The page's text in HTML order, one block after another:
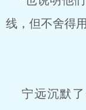
线，但不舍得
宁远沉默了